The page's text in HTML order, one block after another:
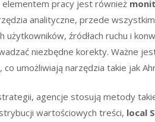
pracy jest również
analityczne, przede wszystkim
użytkowników, źródłach ruchu i
niezbędne korekty. Ważne
co umożliwiają narzędzia takie jak
agencje stosują metody
wartościowych treści, local